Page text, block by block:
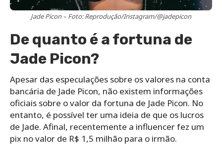
Jade Picon – Foto: Reprodução/Instagram/@jadepicon
De quanto é a fortuna de
Jade Picon?
Apesar das especulações sobre os valores na conta
bancária de Jade Picon, não existem informações
oficiais sobre o valor da fortuna de Jade Picon. No
entanto, é possível ter uma ideia de que os lucros
de Jade. Afinal, recentemente a influencer fez um
pix no valor de R$ 1,5 milhão para o irmão.